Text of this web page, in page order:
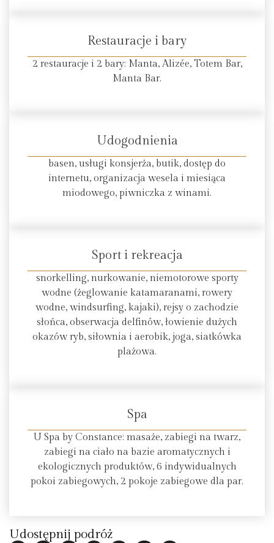
Restauracje i bary
2 restauracje i 2 bary: Manta, Alizée, Totem Bar,
Manta Bar.
Udogodnienia
basen, usługi konsjerża, butik, dostęp do
internetu, organizacja wesela i miesiąca
miodowego, piwniczka z winami.
Sport i rekreacja
snorkelling, nurkowanie, niemotorowe sporty
wodne (żeglowanie katamaranami, rowery
wodne, windsurfing, kajaki), rejsy o zachodzie
słońca, obserwacja delfinów, łowienie dużych
okazów ryb, siłownia i aerobik, joga, siatkówka
plażowa.
Spa
U Spa by Constance: masaże, zabiegi na twarz,
zabiegi na ciało na bazie aromatycznych i
ekologicznych produktów, 6 indywidualnych
pokoi zabiegowych, 2 pokoje zabiegowe dla par.
Udostępnij podróż